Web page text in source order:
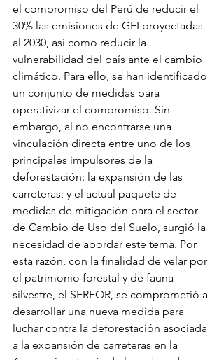
el compromiso del Perú de reducir el
30% las emisiones de GEI proyectadas
al 2030, así como reducir la
vulnerabilidad del país ante el cambio
climático. Para ello, se han identificado
un conjunto de medidas para
operativizar el compromiso. Sin
embargo, al no encontrarse una
vinculación directa entre uno de los
principales impulsores de la
deforestación: la expansión de las
carreteras; y el actual paquete de
medidas de mitigación para el sector
de Cambio de Uso del Suelo, surgió la
necesidad de abordar este tema. Por
esta razón, con la finalidad de velar por
el patrimonio forestal y de fauna
silvestre, el SERFOR, se comprometió a
desarrollar una nueva medida para
luchar contra la deforestación asociada
a la expansión de carreteras en la